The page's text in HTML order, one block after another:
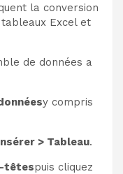
la conversion
Excel et
de données a
y compris
> Tableau.
têtespuis cliquez